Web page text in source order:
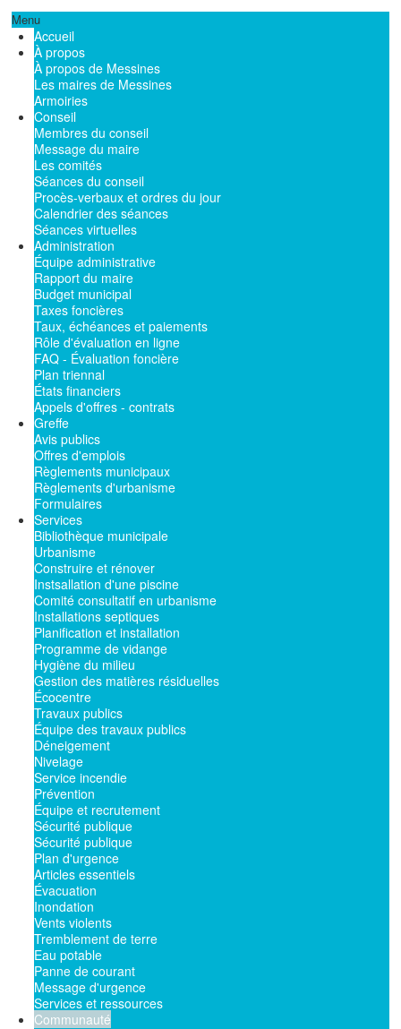
Menu
Accueil
À propos
À propos de Messines
Les maires de Messines
Armoiries
Conseil
Membres du conseil
Message du maire
Les comités
Séances du conseil
Procès-verbaux et ordres du jour
Calendrier des séances
Séances virtuelles
Administration
Équipe administrative
Rapport du maire
Budget municipal
Taxes foncières
Taux, échéances et paiements
Rôle d'évaluation en ligne
FAQ - Évaluation foncière
Plan triennal
États financiers
Appels d'offres - contrats
Greffe
Avis publics
Offres d'emplois
Règlements municipaux
Règlements d'urbanisme
Formulaires
Services
Bibliothèque municipale
Urbanisme
Construire et rénover
Instsallation d'une piscine
Comité consultatif en urbanisme
Installations septiques
Planification et installation
Programme de vidange
Hygiène du milieu
Gestion des matières résiduelles
Écocentre
Travaux publics
Équipe des travaux publics
Déneigement
Nivelage
Service incendie
Prévention
Équipe et recrutement
Sécurité publique
Sécurité publique
Plan d'urgence
Articles essentiels
Évacuation
Inondation
Vents violents
Tremblement de terre
Eau potable
Panne de courant
Message d'urgence
Services et ressources
Communauté